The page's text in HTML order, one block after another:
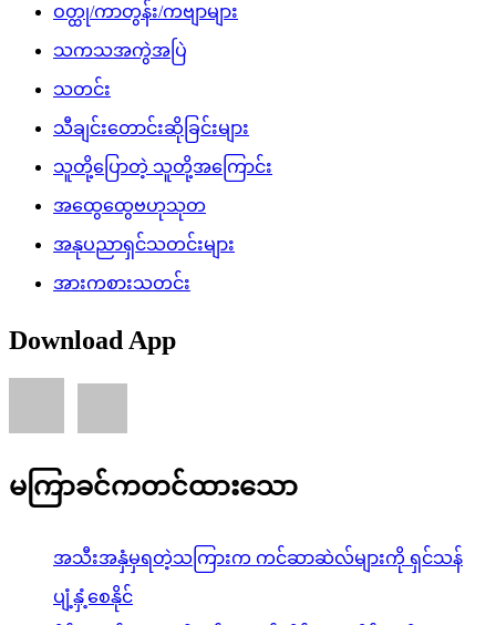
ဝတ္ထု/ကာတွန်း/ကဗျာများ
သကသအကွဲအပြဲ
သတင်း
သီချင်းတောင်းဆိုခြင်းများ
သူတို့ပြောတဲ့ သူတို့အကြောင်း
အထွေထွေဗဟုသုတ
အနုပညာရှင်သတင်းများ
အားကစားသတင်း
Download App
မကြာခင်ကတင်ထားသော
အသီးအနှံမှရတဲ့သကြားက ကင်ဆာဆဲလ်များကို ရှင်သန်
ပျံ့နှံ့စေနိုင်